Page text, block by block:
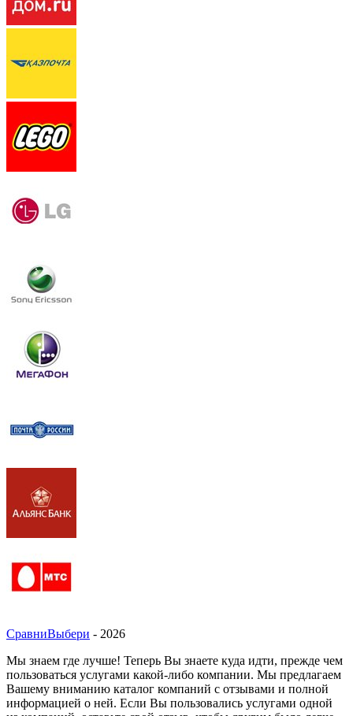
СравниВыбери - 2026
Мы знаем где лучше! Теперь Вы знаете куда идти, прежде чем
пользоваться услугами какой-либо компании. Мы предлагаем
Вашему вниманию каталог компаний с отзывами и полной
информацией о ней. Если Вы пользовались услугами одной